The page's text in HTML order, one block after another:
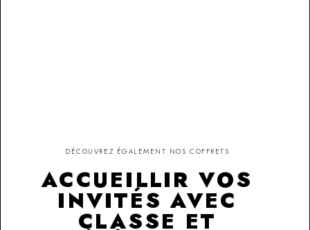
DÉCOUVREZ ÉGALEMENT NOS COFFRETS
ACCUEILLIR VOS
INVITÉS AVEC
CLASSE ET